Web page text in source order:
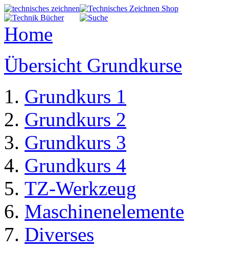
Home
Übersicht Grundkurse
Grundkurs 1
Grundkurs 2
Grundkurs 3
Grundkurs 4
TZ-Werkzeug
Maschinenelemente
Diverses